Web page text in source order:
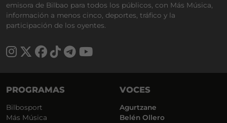
emisora de Bilbao para todos los públicos, con Más Música,
información a menos cinco, deportes, tráfico y la
participación de los oyentes.
PROGRAMAS
Bilbosport
Más Música
VOCES
Agurtzane
Belén Ollero